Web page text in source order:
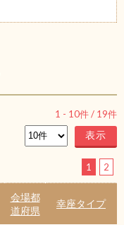
1 - 10件 / 19件
1 2
会場都
道府県
幸座タイプ